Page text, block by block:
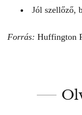
Jól szellőző,
Forrás: Huffington